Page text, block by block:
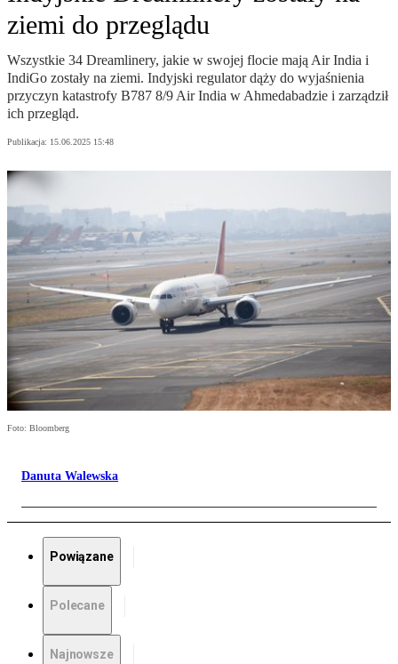
ziemi do przeglądu
Wszystkie 34 Dreamlinery, jakie w swojej flocie mają Air India i
IndiGo zostały na ziemi. Indyjski regulator dąży do wyjaśnienia
przyczyn katastrofy B787 8/9 Air India w Ahmedabadzie i zarządził
ich przegląd.
Publikacja: 15.06.2025 15:48
Foto: Bloomberg
Danuta Walewska
Powiązane
Polecane
Najnowsze